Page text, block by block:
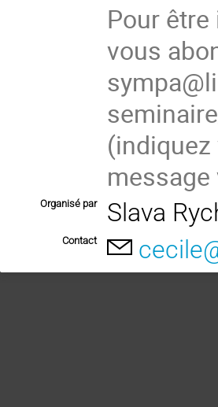
Pour
vous
(
message
Organisé par Slava
Contact